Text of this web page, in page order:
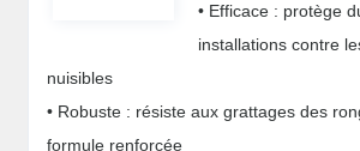
• Efficace : protège
installations contre
nuisibles
• Robuste : résiste aux grattages des
formule renforcée